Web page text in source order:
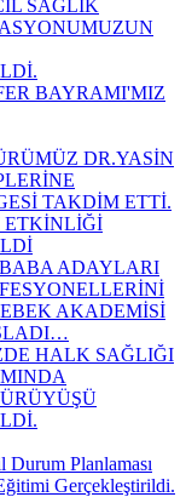
SAĞLIK
BAYRAMI'MIZ
DR.YASİN
TAKDİM ETTİ.
ETKİNLİĞİ
ADAYLARI
AKADEMİSİ
HALK SAĞLIĞI
Planlaması
Gerçekleştirildi.